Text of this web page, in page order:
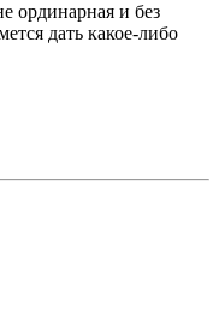
ординарная и без
дать какое-либо